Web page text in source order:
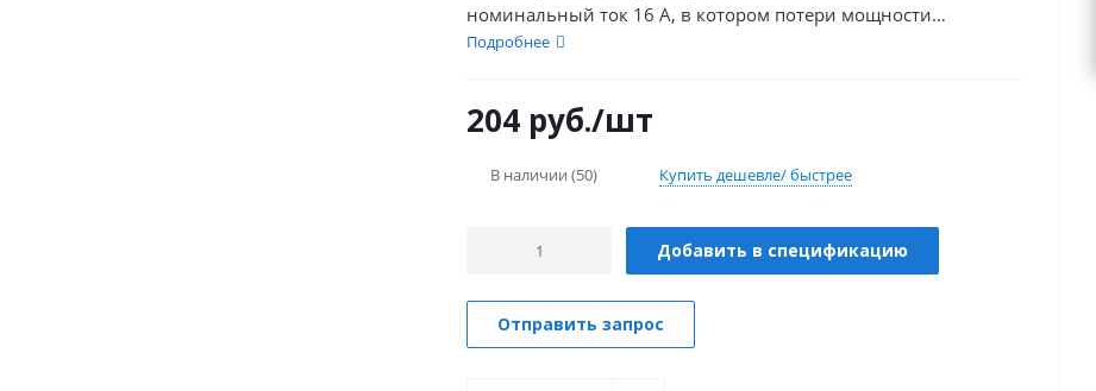
номинальный ток 16 А, в котором потери мощности
составляют 6 Вт., используется в качестве плавкой вставки в
Подробнее
204 руб./шт
В наличии (50) Купить дешевле/ быстрее
Добавить в спецификацию
Отправить запрос